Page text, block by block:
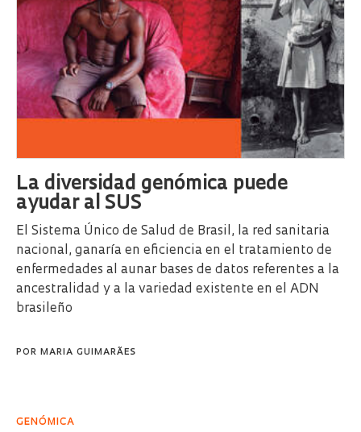
La diversidad genómica puede
ayudar al SUS
El Sistema Único de Salud de Brasil, la red sanitaria
nacional, ganaría en eficiencia en el tratamiento de
enfermedades al aunar bases de datos referentes a la
ancestralidad y a la variedad existente en el ADN
brasileño
POR MARIA GUIMARÃES
GENÓMICA